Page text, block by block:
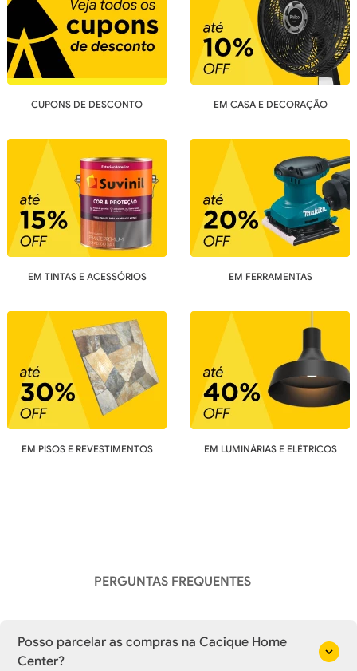
CUPONS DE DESCONTO EM CASA E DECORAÇÃO
EM TINTAS E ACESSÓRIOS EM FERRAMENTAS
EM PISOS E REVESTIMENTOS EM LUMINÁRIAS E ELÉTRICOS
PERGUNTAS FREQUENTES
Posso parcelar as compras na Cacique Home
Center?